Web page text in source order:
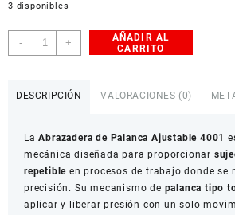
3 disponibles
-
Abrazadera
de
Ajustable
Clamp
de
Sujeción
Rápida
cantidad
+
AÑADIR AL
CARRITO
DESCRIPCIÓN VALORACIONES (0)
LaAbrazadera de Palanca Ajustable 4001
mecánica diseñada para proporcionar
repetible en procesos de trabajo donde se
precisión. Su mecanismo de palanca tipo
aplicar y liberar presión con un solo